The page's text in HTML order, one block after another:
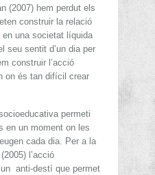
(2007) hem perdut els
construir la relació
una societat líquida
seu sentit d’un dia per
construir l’acció
on és tan difícil crear
permeti
en un moment on les
cada dia. Per a la
l’acció
anti-destí que permet